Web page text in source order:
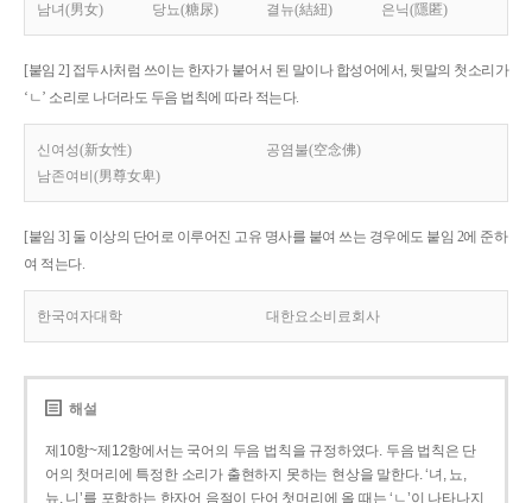
남녀(男女) 당뇨(糖尿) 결뉴(結紐) 은닉(隱匿)
[붙임 2] 접두사처럼 쓰이는 한자가 붙어서 된 말이나 합성어에서, 뒷말의 첫소리가
‘ㄴ’ 소리로 나더라도 두음 법칙에 따라 적는다.
신여성(新女性)
공염불(空念佛)
남존여비(男尊女卑)
[붙임 3] 둘 이상의 단어로 이루어진 고유 명사를 붙여 쓰는 경우에도 붙임 2에 준하
여 적는다.
한국여자대학 대한요소비료회사
해설
제10항~제12항에서는 국어의 두음 법칙을 규정하였다. 두음 법칙은 단
어의 첫머리에 특정한 소리가 출현하지 못하는 현상을 말한다. ‘녀, 뇨,
뉴, 니’를 포함하는 한자어 음절이 단어 첫머리에 올 때는 ‘ㄴ’이 나타나지